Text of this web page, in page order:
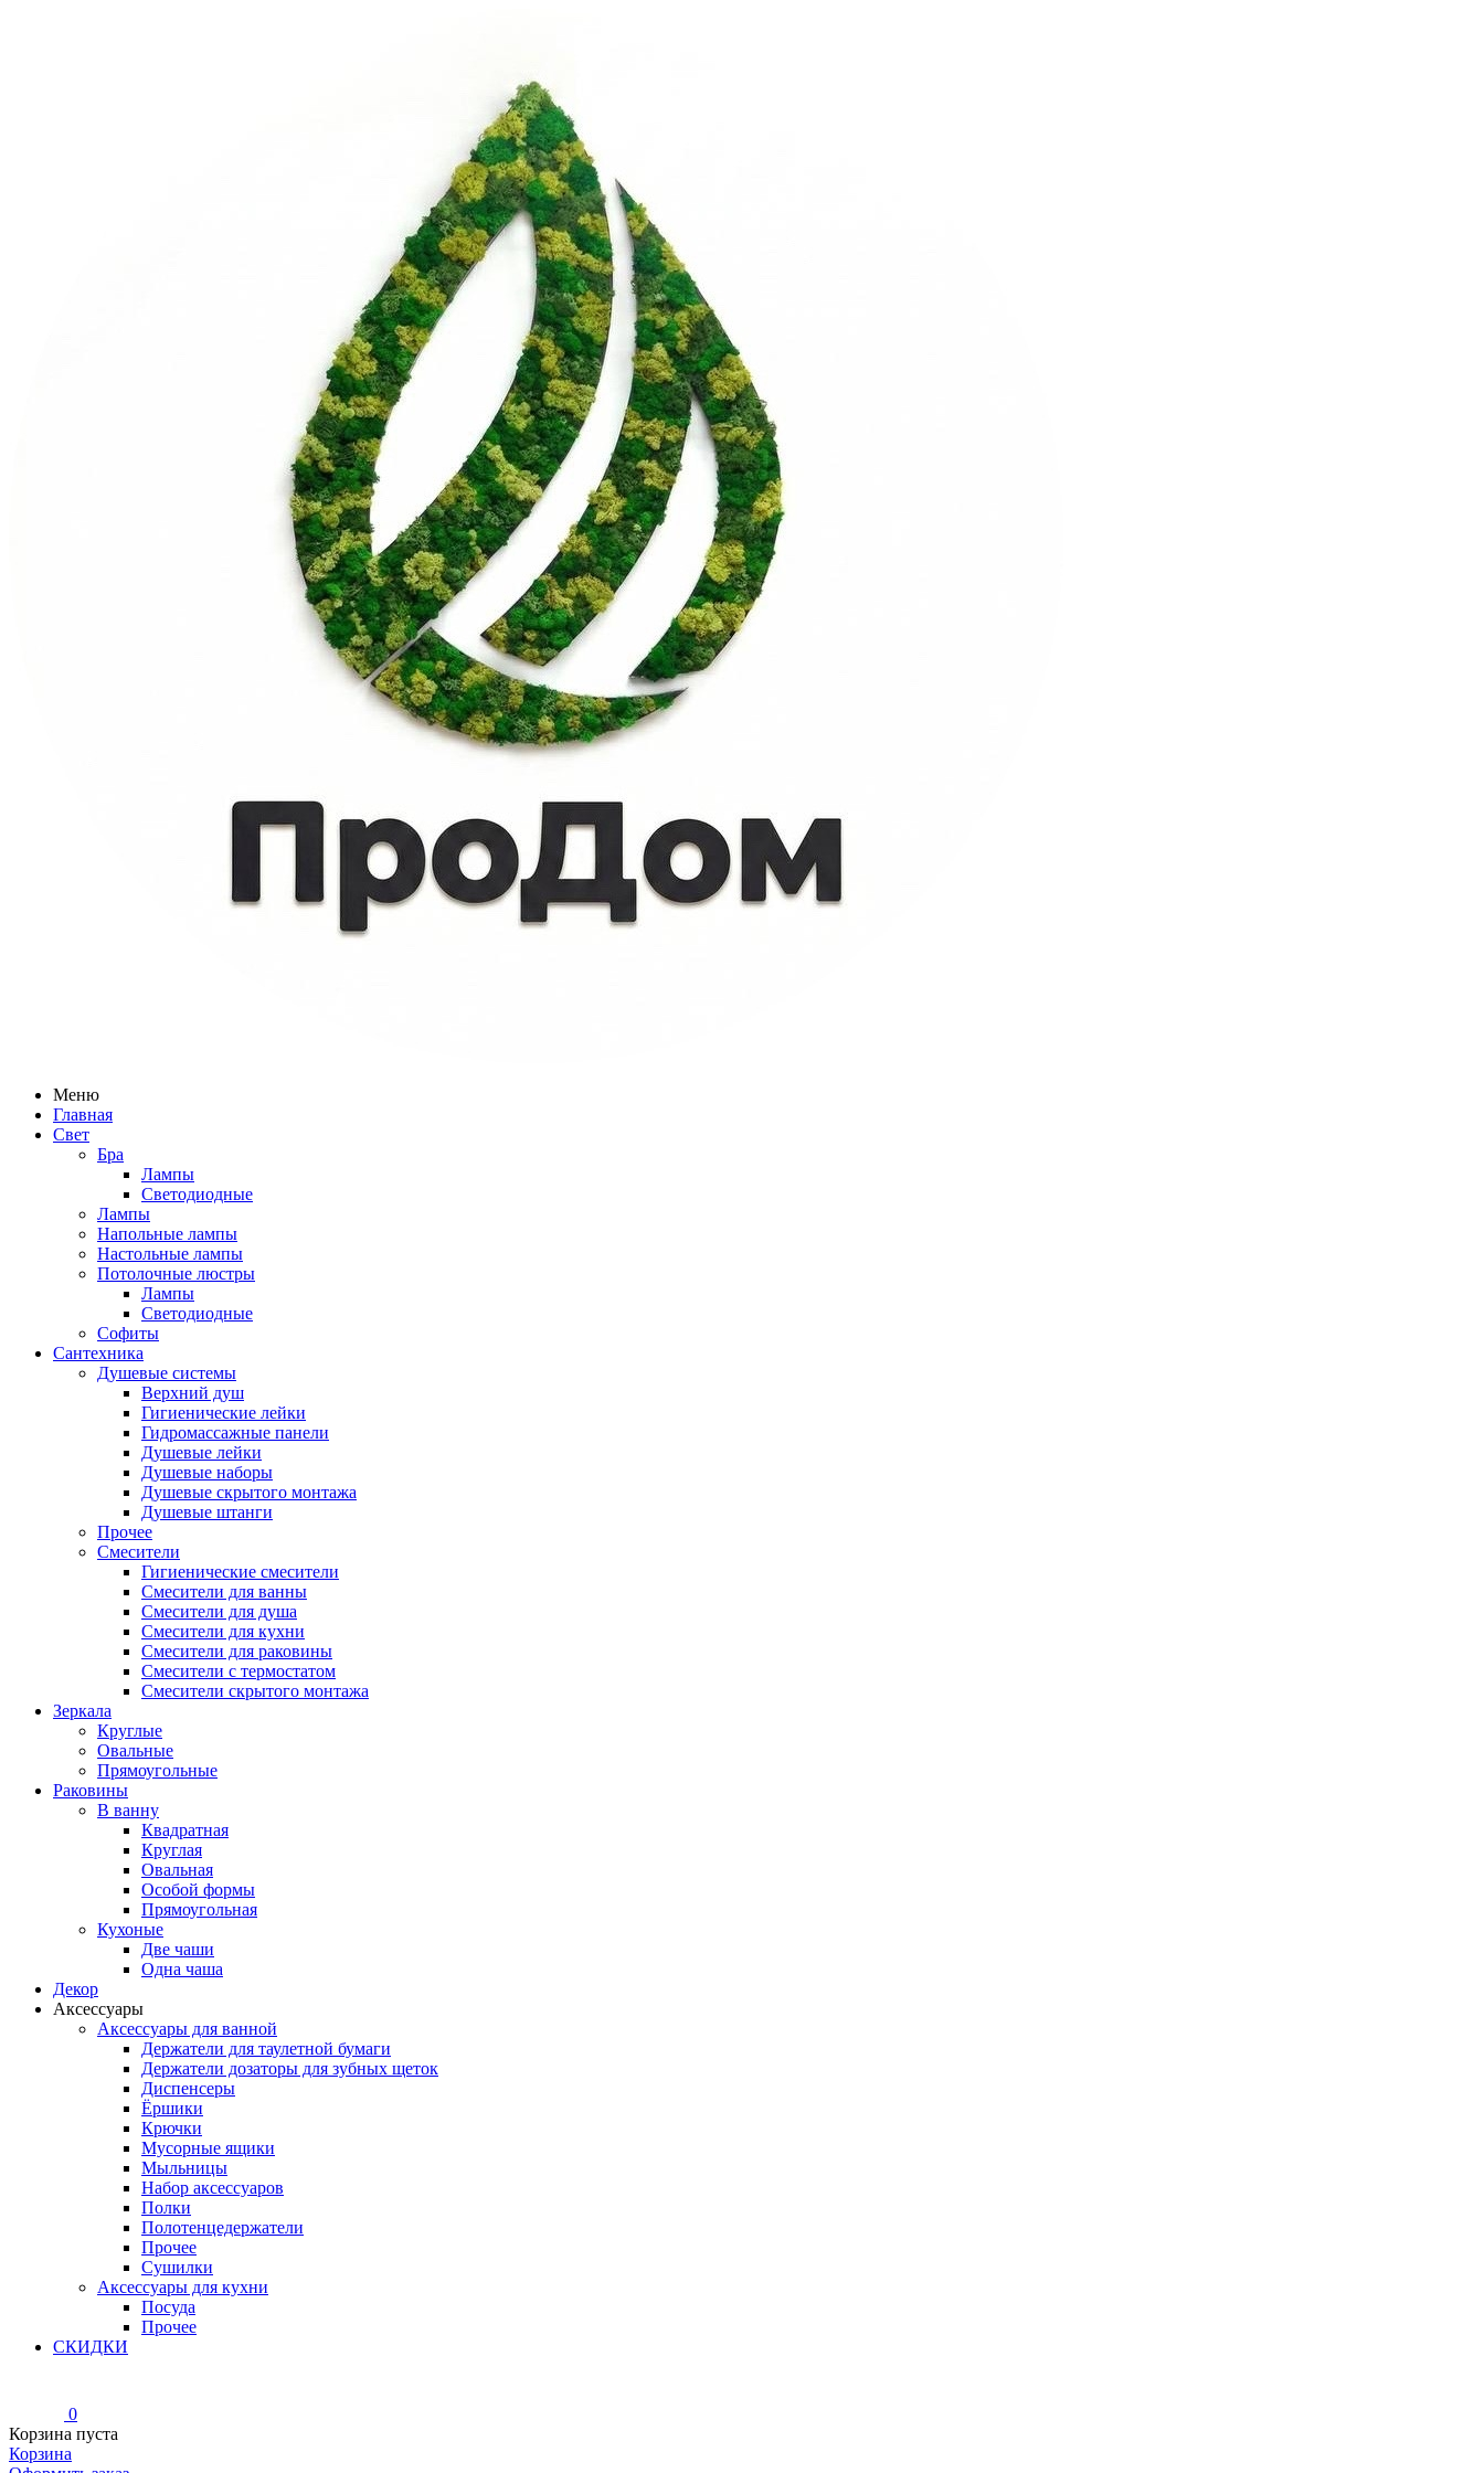
Меню
Главная
Свет
Бра
Лампы
Светодиодные
Лампы
Напольные лампы
Настольные лампы
Потолочные люстры
Лампы
Светодиодные
Софиты
Сантехника
Душевые системы
Верхний душ
Гигиенические лейки
Гидромассажные панели
Душевые лейки
Душевые наборы
Душевые скрытого монтажа
Душевые штанги
Прочее
Смесители
Гигиенические смесители
Смесители для ванны
Смесители для душа
Смесители для кухни
Смесители для раковины
Смесители с термостатом
Смесители скрытого монтажа
Зеркала
Круглые
Овальные
Прямоугольные
Раковины
В ванну
Квадратная
Круглая
Овальная
Особой формы
Прямоугольная
Кухоные
Две чаши
Одна чаша
Декор
Аксессуары
Аксессуары для ванной
Держатели для таулетной бумаги
Держатели дозаторы для зубных щеток
Диспенсеры
Ёршики
Крючки
Мусорные ящики
Мыльницы
Набор аксессуаров
Полки
Полотенцедержатели
Прочее
Сушилки
Аксессуары для кухни
Посуда
Прочее
СКИДКИ
0
Корзина пуста
Корзина